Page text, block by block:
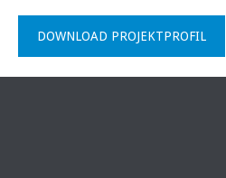
DOWNLOAD PROJEKTPROFIL